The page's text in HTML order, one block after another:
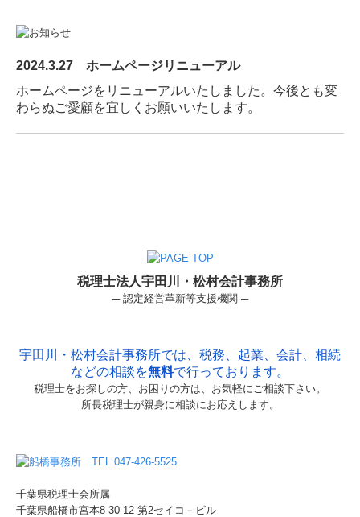
2024.3.27 ホームページリニューアル
ホームページをリニューアルいたしました。今後とも変
わらぬご愛顧を宜しくお願いいたします。
税理士法人宇田川・松村会計事務所
─ 認定経営革新等支援機関 ─
宇田川・松村会計事務所では、税務、起業、会計、相続
などの相談を無料で行っております。
税理士をお探しの方、お困りの方は、お気軽にご相談下さい。
所長税理士が親身に相談にお応えします。
千葉県税理士会所属
千葉県船橋市宮本8-30-12 第2セイコ－ビル